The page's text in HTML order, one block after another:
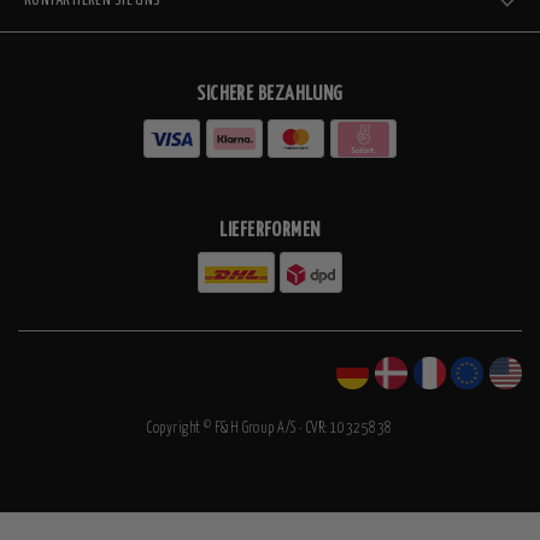
SICHERE BEZAHLUNG
LIEFERFORMEN
Copyright © F&H Group A/S · CVR: 10325838